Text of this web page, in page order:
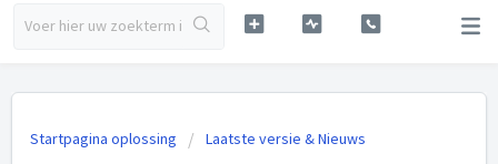
Startpagina oplossing Laatste versie & Nieuws